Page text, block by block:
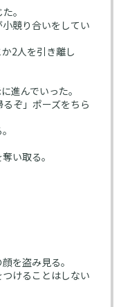
。
競り合いをしてい
2人を引き離し
進んでいった。
ぞ」ポーズをちら
い取る。
を盗み見る。
けることはしない